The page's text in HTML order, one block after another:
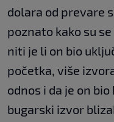
dolara od prevare
poznato kako su
niti je li on bio
početka, više
odnos i da je on
bugarski izvor